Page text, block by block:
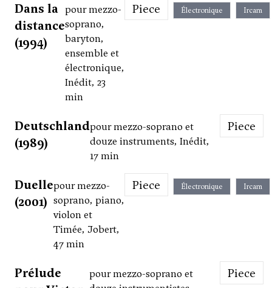
Dans la
distance
(1994)
pour mezzo-
soprano,
baryton,
ensemble et
électronique,
Inédit, 23
min
Piece Électronique Ircam
Deutschland
(1989)
pour mezzo-soprano et
douze instruments, Inédit,
17 min
Piece
Duelle
(2001)
pour mezzo-
soprano, piano,
violon et
Timée, Jobert,
47 min
Piece Électronique Ircam
Prélude
pour mezzo-soprano et
Piece